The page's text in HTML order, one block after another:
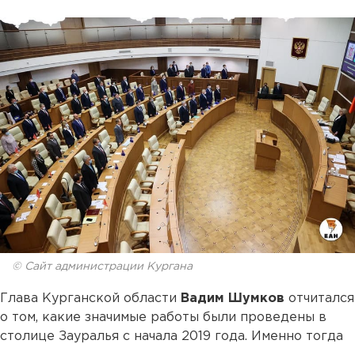
© Сайт администрации Кургана
Глава Курганской области Вадим Шумков отчитался
о том, какие значимые работы были проведены в
столице Зауралья с начала 2019 года. Именно тогда